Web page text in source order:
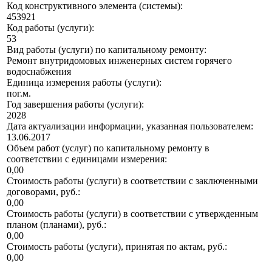
Код конструктивного элемента (системы):
453921
Код работы (услуги):
53
Вид работы (услуги) по капитальному ремонту:
Ремонт внутридомовых инженерных систем горячего
водоснабжения
Единица измерения работы (услуги):
пог.м.
Год завершения работы (услуги):
2028
Дата актуализации информации, указанная пользователем:
13.06.2017
Объем работ (услуг) по капитальному ремонту в
соответствии с единицами измерения:
0,00
Стоимость работы (услуги) в соответствии с заключенными
договорами, руб.:
0,00
Стоимость работы (услуги) в соответствии с утвержденным
планом (планами), руб.:
0,00
Стоимость работы (услуги), принятая по актам, руб.:
0,00